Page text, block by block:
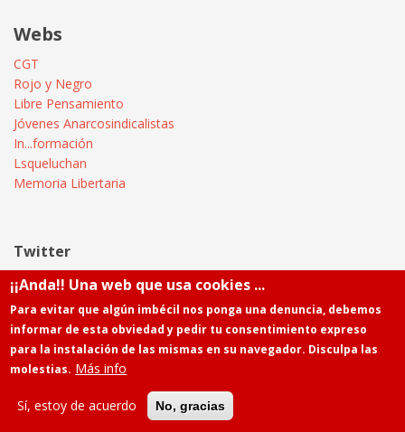
Webs
CGT
Rojo y Negro
Libre Pensamiento
Jóvenes Anarcosindicalistas
In...formación
Lsqueluchan
Memoria Libertaria
Twitter
Tweets by @Informatica_CGT
Contacto
¡¡Anda!! Una web que usa cookies ...
Para evitar que algún imbécil nos ponga una denuncia, debemos
informar de esta obviedad y pedir tu consentimiento expreso
para la instalación de las mismas en su navegador. Disculpa las
molestias. Más info
Sí, estoy de acuerdo No, gracias